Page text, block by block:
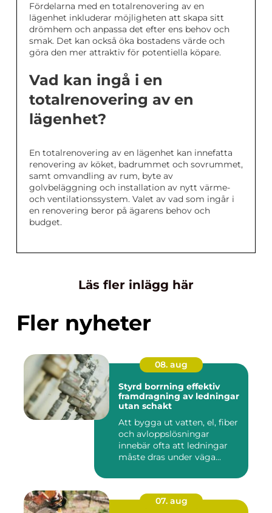
Fördelarna med en totalrenovering av en
lägenhet inkluderar möjligheten att skapa sitt
drömhem och anpassa det efter ens behov och
smak. Det kan också öka bostadens värde och
göra den mer attraktiv för potentiella köpare.
Vad kan ingå i en
totalrenovering av en
lägenhet?
En totalrenovering av en lägenhet kan innefatta
renovering av köket, badrummet och sovrummet,
samt omvandling av rum, byte av
golvbeläggning och installation av nytt värme-
och ventilationssystem. Valet av vad som ingår i
en renovering beror på ägarens behov och
budget.
Läs fler inlägg här
Fler nyheter
08. aug
Styrd borrning effektiv
framdragning av ledningar
utan schakt
Att bygga ut vatten, el, fiber
och avloppslösningar
innebär ofta att ledningar
måste dras under väga...
07. aug